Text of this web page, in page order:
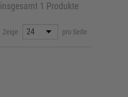
insgesamt 1 Produkte
Zeige pro Seite